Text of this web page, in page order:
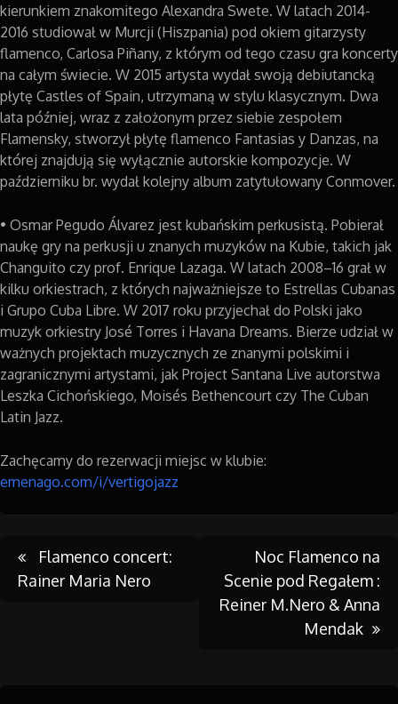
kierunkiem znakomitego Alexandra Swete. W latach 2014-
2016 studiował w Murcji (Hiszpania) pod okiem gitarzysty
flamenco, Carlosa Piñany, z którym od tego czasu gra koncerty
na całym świecie. W 2015 artysta wydał swoją debiutancką
płytę Castles of Spain, utrzymaną w stylu klasycznym. Dwa
lata później, wraz z założonym przez siebie zespołem
Flamensky, stworzył płytę flamenco Fantasias y Danzas, na
której znajdują się wyłącznie autorskie kompozycje. W
październiku br. wydał kolejny album zatytułowany Conmover.
• Osmar Pegudo Álvarez jest kubańskim perkusistą. Pobierał
naukę gry na perkusji u znanych muzyków na Kubie, takich jak
Changuito czy prof. Enrique Lazaga. W latach 2008–16 grał w
kilku orkiestrach, z których najważniejsze to Estrellas Cubanas
i Grupo Cuba Libre. W 2017 roku przyjechał do Polski jako
muzyk orkiestry José Torres i Havana Dreams. Bierze udział w
ważnych projektach muzycznych ze znanymi polskimi i
zagranicznymi artystami, jak Project Santana Live autorstwa
Leszka Cichońskiego, Moisés Bethencourt czy The Cuban
Latin Jazz.
Zachęcamy do rezerwacji miejsc w klubie:
emenago.com/i/vertigojazz
Post
Flamenco concert:
Rainer Maria Nero
Noc Flamenco na
Scenie pod Regałem :
Reiner M.Nero & Anna
Mendak